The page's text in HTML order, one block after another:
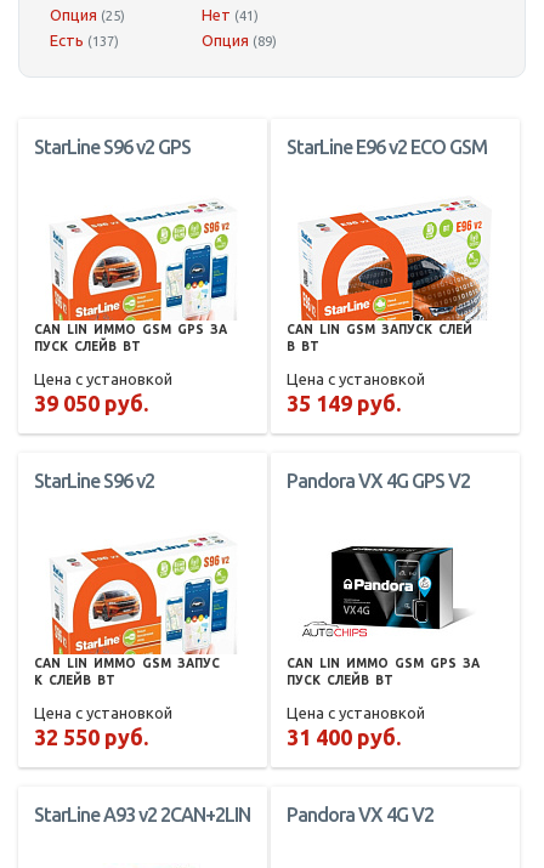
Опция (25)
Есть (137)
Нет (41)
Опция (89)
StarLine S96 v2 GPS
CAN LIN ИММО GSM GPS ЗА
ПУСК СЛЕЙВ BT
Цена с установкой
39 050 руб.
StarLine E96 v2 ECO GSM
CAN LIN GSM ЗАПУСК СЛЕЙ
В
BT
Цена с установкой
35 149 руб.
StarLine S96 v2
CAN LIN ИММО GSM ЗАПУС
К СЛЕЙВ BT
Цена с установкой
32 550 руб.
Pandora VX 4G GPS V2
CAN LIN ИММО GSM GPS ЗА
ПУСК СЛЕЙВ BT
Цена с установкой
31 400 руб.
StarLine A93 v2 2CAN+2LIN Pandora VX 4G V2